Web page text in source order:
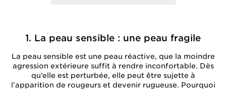
1. La peau sensible : une peau fragile
La peau sensible est une peau réactive, que la moindre
agression extérieure suffit à rendre inconfortable. Dès
qu’elle est perturbée, elle peut être sujette à
l’apparition de rougeurs et devenir rugueuse. Pourquoi